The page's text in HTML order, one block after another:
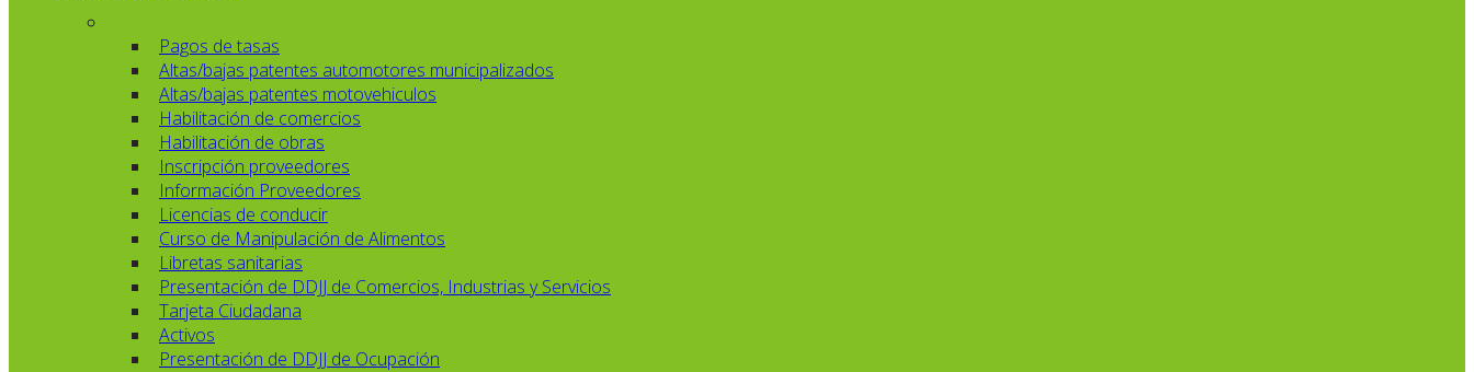
Pagos de tasas
Altas/bajas patentes automotores municipalizados
Altas/bajas patentes motovehiculos
Habilitación de comercios
Habilitación de obras
Inscripción proveedores
Información Proveedores
Licencias de conducir
Curso de Manipulación de Alimentos
Libretas sanitarias
Presentación de DDJJ de Comercios, Industrias y Servicios
Tarjeta Ciudadana
Activos
Presentación de DDJJ de Ocupación